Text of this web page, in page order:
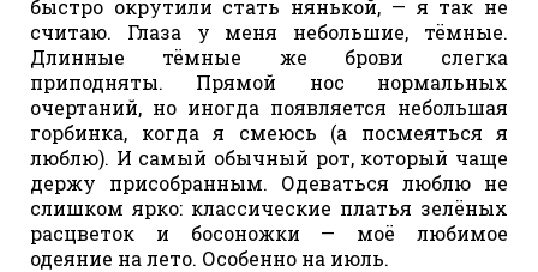
быстро окрутили стать нянькой, — я так не
считаю. Глаза у меня небольшие, тёмные.
Длинные тёмные же брови слегка
приподняты. Прямой нос нормальных
очертаний, но иногда появляется небольшая
горбинка, когда я смеюсь (а посмеяться я
люблю). И самый обычный рот, который чаще
держу присобранным. Одеваться люблю не
слишком ярко: классические платья зелёных
расцветок и босоножки — моё любимое
одеяние на лето. Особенно на июль.